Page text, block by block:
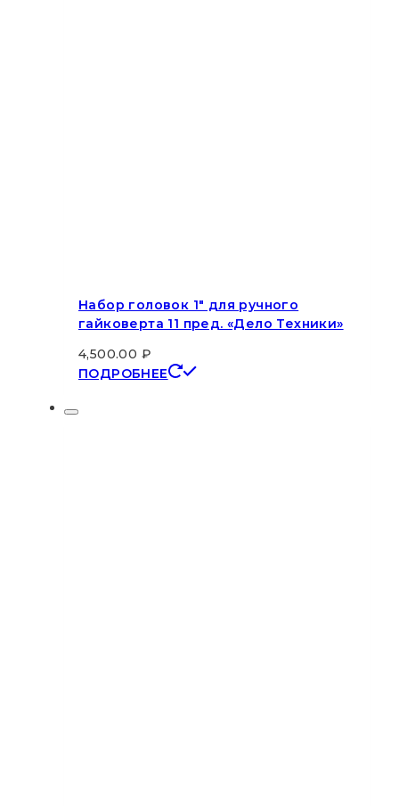
Набор головок 1″ для ручного
гайковерта 11 пред. «Дело Техники»
4,500.00 ₽
ПОДРОБНЕЕ